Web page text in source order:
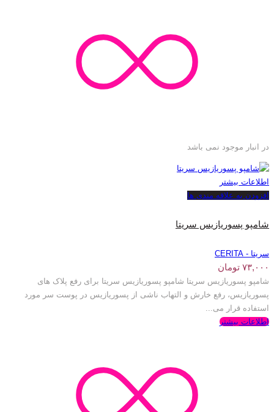
در انبار موجود نمی باشد
اطلاعات بیشتر
افزودن به علاقه مندی ها
شامپو پسوریازیس سریتا
سریتا - CERITA
۷۳,۰۰۰ تومان
شامپو پسوریازیس سریتا شامپو پسوریازیس سریتا برای رفع پلاک های
پسوریازیس، رفع خارش و التهاب ناشی از پسوریازیس در پوست سر مورد
استفاده قرار می...
اطلاعات بیشتر